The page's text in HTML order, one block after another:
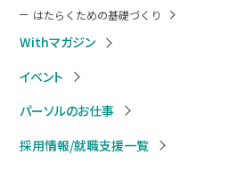
はたらくための基礎づくり
Withマガジン
イベント
パーソルのお仕事
採用情報/就職支援一覧